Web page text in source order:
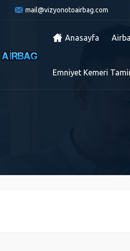
mail@vizyonotoairbag.com
Anasayfa
Emniyet Kemeri